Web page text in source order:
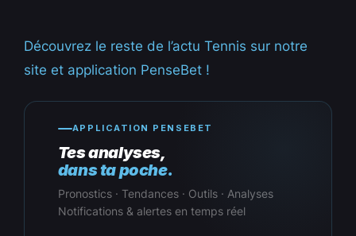
Découvrez le reste de l’actu Tennis sur notre
site et application PenseBet !
APPLICATION PENSEBET
Tes analyses,
dans ta poche.
Pronostics · Tendances · Outils · Analyses
Notifications & alertes en temps réel